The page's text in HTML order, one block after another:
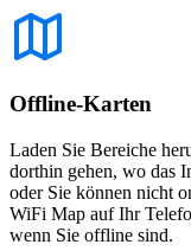
Offline-Karten
Laden Sie Bereiche
dorthin gehen, wo das
oder Sie können nicht
WiFi Map auf Ihr
wenn Sie offline sind.